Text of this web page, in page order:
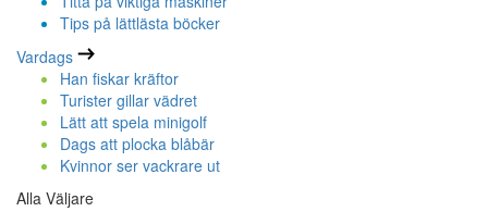
Tips på lättlästa böcker
Vardags
Han fiskar kräftor
Turister gillar vädret
Lätt att spela minigolf
Dags att plocka blåbär
Kvinnor ser vackrare ut
Alla Väljare